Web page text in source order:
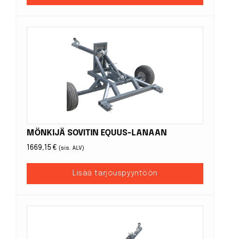
MÖNKIJÄ SOVITIN EQUUS-LANAAN
1669,15€ (sis. ALV)
Lisää tarjouspyyntöön